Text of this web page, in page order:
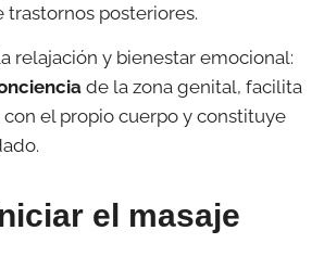
trastornos posteriores.
relajación y bienestar emocional:
de la zona genital, facilita
el propio cuerpo y constituye
el masaje